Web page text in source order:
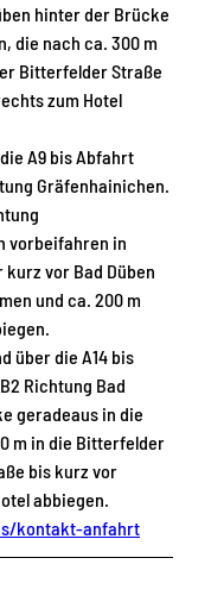
hinter der Brücke
die nach ca. 300 m
Bitterfelder Straße
zum Hotel
A9 bis Abfahrt
Gräfenhainichen.
vorbeifahren in
vor Bad Düben
und ca. 200 m
über die A14 bis
Richtung Bad
geradeaus in die
m in die Bitterfelder
bis kurz vor
abbiegen.
kontakt-anfahrt